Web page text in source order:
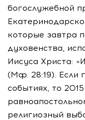
богослужебной
которые завтра
духовенства,
Иисуса Христа:
(Мф. 28:19). Если
событиях, то
религиозный